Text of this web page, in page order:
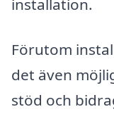
installation.
Förutom
det även
stöd och